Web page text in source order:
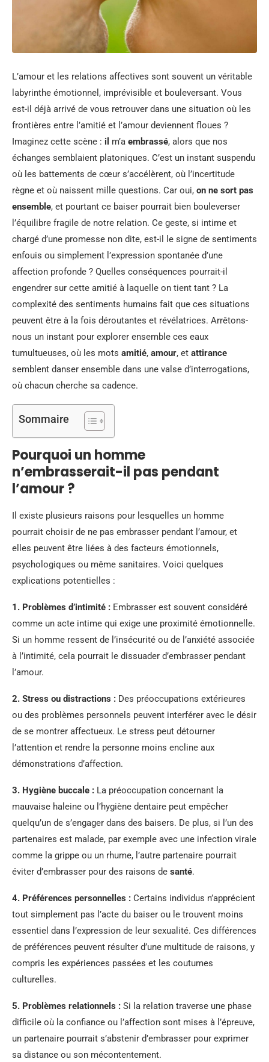
L’amour et les relations affectives sont souvent un véritable
labyrinthe émotionnel, imprévisible et bouleversant. Vous
est-il déjà arrivé de vous retrouver dans une situation où les
frontières entre l’amitié et l’amour deviennent floues ?
Imaginez cette scène : il m’a embrassé, alors que nos
échanges semblaient platoniques. C’est un instant suspendu
où les battements de cœur s’accélèrent, où l’incertitude
règne et où naissent mille questions. Car oui, on ne sort pas
ensemble, et pourtant ce baiser pourrait bien bouleverser
l’équilibre fragile de notre relation. Ce geste, si intime et
chargé d’une promesse non dite, est-il le signe de sentiments
enfouis ou simplement l’expression spontanée d’une
affection profonde ? Quelles conséquences pourrait-il
engendrer sur cette amitié à laquelle on tient tant ? La
complexité des sentiments humains fait que ces situations
peuvent être à la fois déroutantes et révélatrices. Arrêtons-
nous un instant pour explorer ensemble ces eaux
tumultueuses, où les mots amitié, amour, et attirance
semblent danser ensemble dans une valse d’interrogations,
où chacun cherche sa cadence.
Sommaire
Pourquoi un homme
n’embrasserait-il pas pendant
l’amour ?
Il existe plusieurs raisons pour lesquelles un homme
pourrait choisir de ne pas embrasser pendant l’amour, et
elles peuvent être liées à des facteurs émotionnels,
psychologiques ou même sanitaires. Voici quelques
explications potentielles :
1. Problèmes d’intimité : Embrasser est souvent considéré
comme un acte intime qui exige une proximité émotionnelle.
Si un homme ressent de l’insécurité ou de l’anxiété associée
à l’intimité, cela pourrait le dissuader d’embrasser pendant
l’amour.
2. Stress ou distractions : Des préoccupations extérieures
ou des problèmes personnels peuvent interférer avec le désir
de se montrer affectueux. Le stress peut détourner
l’attention et rendre la personne moins encline aux
démonstrations d’affection.
3. Hygiène buccale : La préoccupation concernant la
mauvaise haleine ou l’hygiène dentaire peut empêcher
quelqu’un de s’engager dans des baisers. De plus, si l’un des
partenaires est malade, par exemple avec une infection virale
comme la grippe ou un rhume, l’autre partenaire pourrait
éviter d’embrasser pour des raisons de santé.
4. Préférences personnelles : Certains individus n’apprécient
tout simplement pas l’acte du baiser ou le trouvent moins
essentiel dans l’expression de leur sexualité. Ces différences
de préférences peuvent résulter d’une multitude de raisons, y
compris les expériences passées et les coutumes
culturelles.
5. Problèmes relationnels : Si la relation traverse une phase
difficile où la confiance ou l’affection sont mises à l’épreuve,
un partenaire pourrait s’abstenir d’embrasser pour exprimer
sa distance ou son mécontentement.